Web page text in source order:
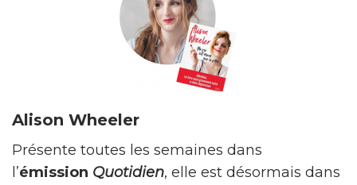
Alison Wheeler
Présente toutes les semaines dans
l’émission Quotidien, elle est désormais dans